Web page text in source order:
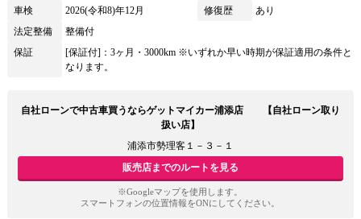
車検
2026(令和8)年12月 修復歴
あり
法定整備
整備付
保証
[保証付]：3ヶ月・3000km ※いずれか早い時期が保証適用の条件と
なります。
自社ローンで中古車買うならゲットマイカー浦添店 【自社ローン取り
扱い店】
浦添市勢理客１－３－１
販売店までのルートを見る
※Googleマップを使用します。
スマートフォンの位置情報をONにしてください。